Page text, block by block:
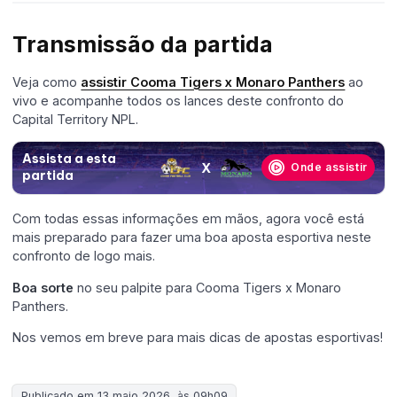
Transmissão da partida
Veja como assistir Cooma Tigers x Monaro Panthers ao
vivo e acompanhe todos os lances deste confronto do
Capital Territory NPL.
Assista a esta
partida
X Onde assistir
Com todas essas informações em mãos, agora você está
mais preparado para fazer uma boa aposta esportiva neste
confronto de logo mais.
Boa sorte no seu palpite para Cooma Tigers x Monaro
Panthers.
Nos vemos em breve para mais dicas de apostas esportivas!